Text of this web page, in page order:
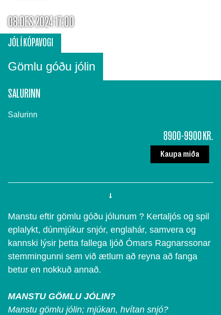
08.DES 2024 17:00
Gömlu góðu jólin
JÓL Í KÓPAVOGI
SALURINN
Salurinn
8900-9900 KR.
Kaupa miða
Manstu eftir gömlu góðu jólunum ? Kertaljós og spil
eplalykt, dúnmjúkur snjór, englahár, samvera og
kannski lýsir þetta fallega ljóð Ómars Ragnarssonar
stemmingunni sem við ætlum að reyna að fanga
betur en nokkuð annað.
MANSTU GÖMLU JÓLIN?
Manstu gömlu jólin; mjúkan, hvítan snjó?